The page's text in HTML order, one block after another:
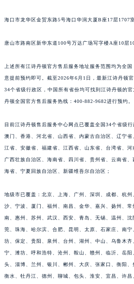
海口市龙华区金贸东路5号海口华润大厦B座17层1707
唐山市路南区新华东道100号万达广场写字楼A座10层
上述所有江诗丹顿官方售后服务地址服务范围均为全
意提前预约即可。截至2026年6月1日，最新江诗丹顿
34个省级行政区，中国所有省份均可找到江诗丹顿的
丹顿全国官方售后服务热线：400-882-9682进行预约。
目前江诗丹顿售后服务中心网点已覆盖全国34个省级
澳门、香港、河北省、山西省、内蒙古自治区、辽宁
江省、安徽省、福建省、江西省、山东省、台湾省、河
广西壮族自治区、海南省、四川省、贵州省、云南省
海省、宁夏回族自治区、新疆维吾尔自治区；
地级市已覆盖：北京、上海、广州、深圳、成都、杭
沙、宁波、厦门、福州、南昌、金华、嘉兴、扬州、
南、惠州、苏州、武汉、西安、青岛、无锡、温州、
莞、珠海、哈尔滨、合肥、昆明、太原、石家庄、南
坊、保定、贵阳、泉州、台州、湖州、中山、乌鲁木
宁、潍坊、呼和浩特、沧州、鞍山、赣州、临沂、岳
头、淄博、兰州、银川、郴州、大庆、张家口、衡阳、
衡水、牡丹江、德州、聊城、包头、淮安、宜昌、许